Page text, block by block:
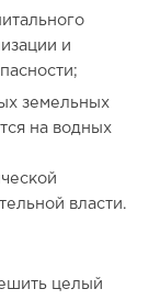
и
земельных
на водных
власти.
целый